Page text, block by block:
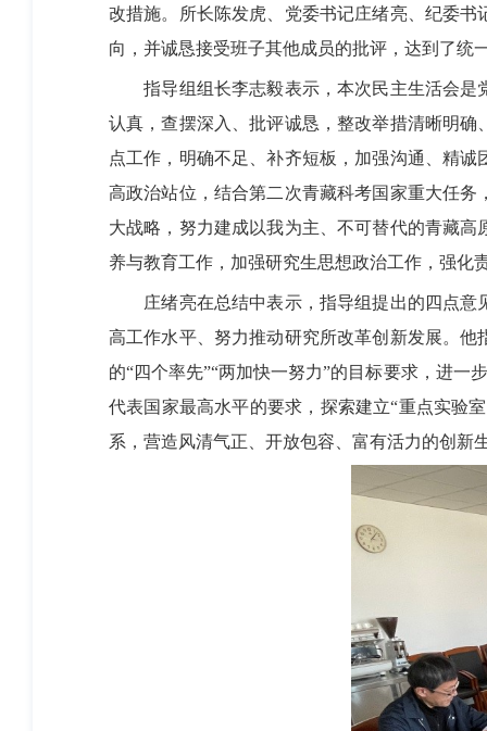
改措施。所长陈发虎、党委书记庄绪亮、纪委
向，并诚恳接受班子其他成员的批评，达到了统
指导组组长李志毅表示，本次民主生活会
认真，查摆深入、批评诚恳，整改举措清晰明
点工作，明确不足、补齐短板，加强沟通、精
高政治站位，结合第二次青藏科考国家重大任
大战略，努力建成以我为主、不可替代的青藏
养与教育工作，加强研究生思想政治工作，强化
庄绪亮在总结中表示，指导组提出的四点
高工作水平、努力推动研究所改革创新发展。
的“四个率先”“两加快一努力”的目标要求，进一
代表国家最高水平的要求，探索建立“重点实验
系，营造风清气正、开放包容、富有活力的创新